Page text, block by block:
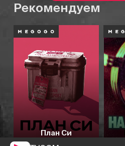
Рекомендуем
План Си